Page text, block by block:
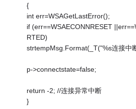
{
int err=WSAGetLastError();
if (err==WSAECONNRESET
RTED)
strtempMsg.Format(_T("%s连接中
p->connectstate=false;
return -2; //连接异常中断
}